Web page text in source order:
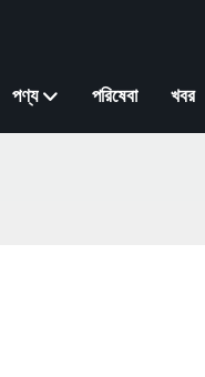
পণ্য পরিষেবা খবর